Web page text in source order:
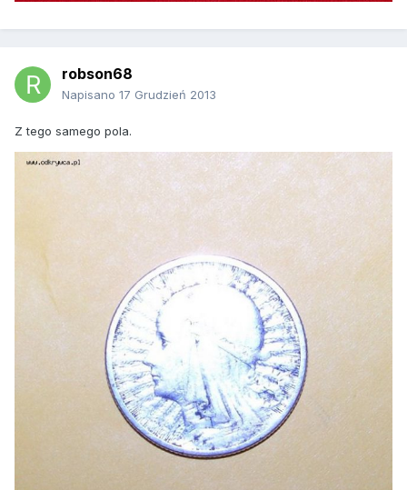
robson68
Napisano 17 Grudzień 2013
Z tego samego pola.